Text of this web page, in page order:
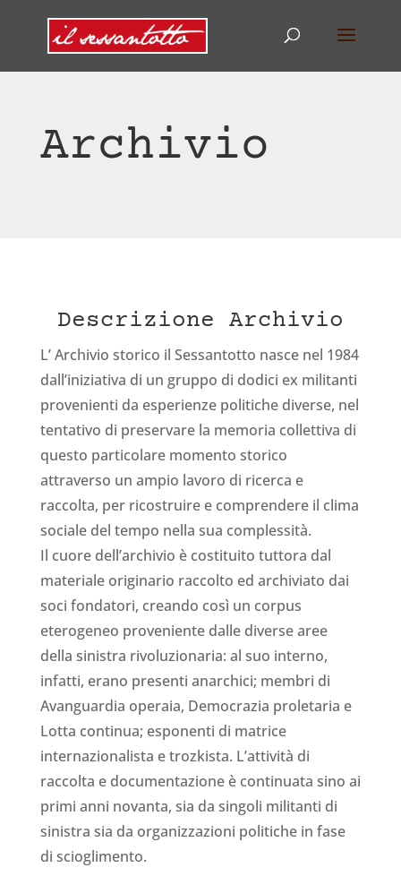
Archivio
Descrizione Archivio
L’ Archivio storico il Sessantotto nasce nel 1984
dall’iniziativa di un gruppo di dodici ex militanti
provenienti da esperienze politiche diverse, nel
tentativo di preservare la memoria collettiva di
questo particolare momento storico
attraverso un ampio lavoro di ricerca e
raccolta, per ricostruire e comprendere il clima
sociale del tempo nella sua complessità.
Il cuore dell’archivio è costituito tuttora dal
materiale originario raccolto ed archiviato dai
soci fondatori, creando così un corpus
eterogeneo proveniente dalle diverse aree
della sinistra rivoluzionaria: al suo interno,
infatti, erano presenti anarchici; membri di
Avanguardia operaia, Democrazia proletaria e
Lotta continua; esponenti di matrice
internazionalista e trozkista. L’attività di
raccolta e documentazione è continuata sino ai
primi anni novanta, sia da singoli militanti di
sinistra sia da organizzazioni politiche in fase
di scioglimento.